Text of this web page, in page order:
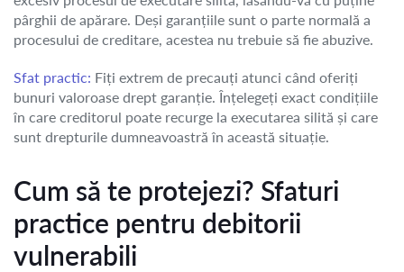
pârghii de apărare. Deși garanțiile sunt o parte normală a
procesului de creditare, acestea nu trebuie să fie abuzive.
Sfat practic: Fiți extrem de precauți atunci când oferiți
bunuri valoroase drept garanție. Înțelegeți exact condițiile
în care creditorul poate recurge la executarea silită și care
sunt drepturile dumneavoastră în această situație.
Cum să te protejezi? Sfaturi
practice pentru debitorii
vulnerabili